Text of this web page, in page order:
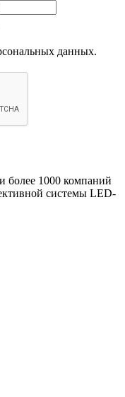
данных.
более 1000 компаний
системы LED-